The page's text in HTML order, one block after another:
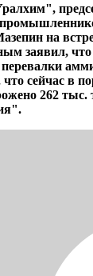
на
заявил, что
сейчас в
262 тыс.